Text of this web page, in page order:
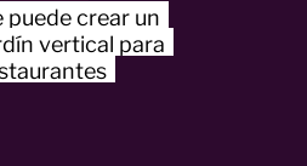
puede crear un
vertical para